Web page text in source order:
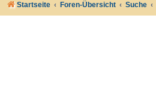
Startseite Foren-Übersicht Suche